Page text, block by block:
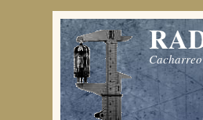
Pasar al contenido principal